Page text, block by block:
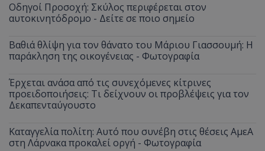
Οδηγοί Προσοχή: Σκύλος περιφέρεται στον
αυτοκινητόδρομο - Δείτε σε ποιο σημείο
Βαθιά θλίψη για τον θάνατο του Μάριου Γιασσουμή: Η
παράκληση της οικογένειας - Φωτογραφία
Έρχεται ανάσα από τις συνεχόμενες κίτρινες
προειδοποιήσεις: Τι δείχνουν οι προβλέψεις για τον
Δεκαπενταύγουστο
Καταγγελία πολίτη: Αυτό που συνέβη στις θέσεις ΑμεΑ
στη Λάρνακα προκαλεί οργή - Φωτογραφία